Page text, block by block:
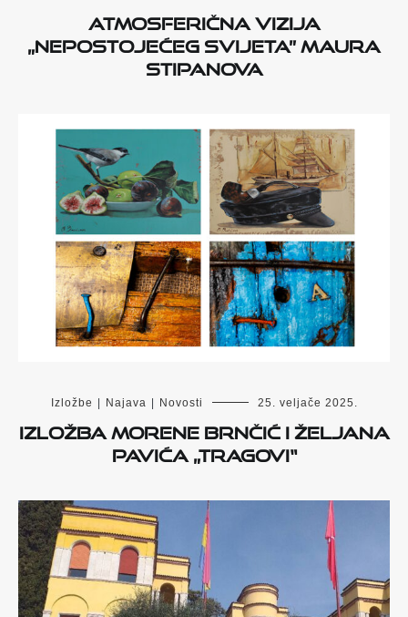
Atmosferična vizija
„Nepostojećeg svijeta” Maura
Stipanova
Izložbe | Najava | Novosti 25. veljače 2025.
Izložba Morene Brnčić i Željana
Pavića „Tragovi“